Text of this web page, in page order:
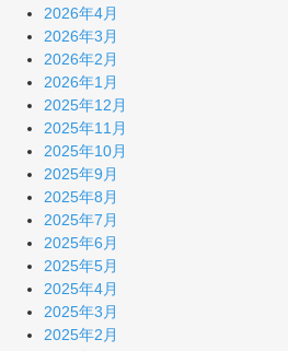
2026年4月
2026年3月
2026年2月
2026年1月
2025年12月
2025年11月
2025年10月
2025年9月
2025年8月
2025年7月
2025年6月
2025年5月
2025年4月
2025年3月
2025年2月